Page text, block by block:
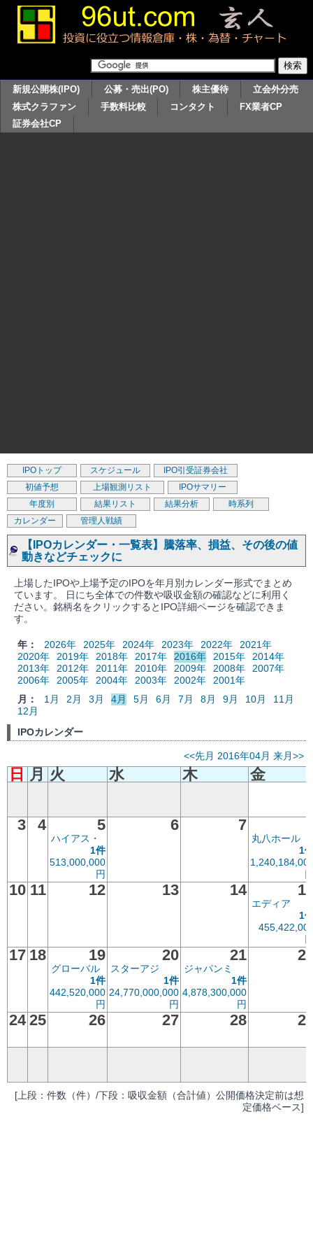
新規公開株(IPO) 公募・売出(PO) 株主優待
立会外分売
株式クラファン
手数料比較 コンタクト
FX業者CP
証券会社CP
IPOトップ スケジュール
IPO引受証券会社
初値予想
上場観測リスト
IPOサマリー
年度別
結果リスト 結果分析
時系列
カレンダー
管理人戦績
【IPOカレンダー・一覧表】騰落率、損益、その後の値
動きなどチェックに
上場したIPOや上場予定のIPOを年月別カレンダー形式でまとめ
ています。 日にち全体での件数や吸収金額の確認などに利用く
ださい。銘柄名をクリックするとIPO詳細ページを確認できま
す。
年： 2026年 2025年 2024年 2023年 2022年
2021年
2020年
2019年 2018年 2017年 2016年 2015年
2014年
2013年
2012年 2011年 2010年 2009年 2008年
2007年
2006年
2005年 2004年 2003年 2002年
2001年
月：
1月 2月 3月 4月 5月 6月 7月 8月 9月 10月
11月
12月
IPOカレンダー
<<先月 2016年04月 来月>>
日 月 火 水 木
金
3
4 5
ハイアス・
1件
513,000,000
円
6 7
丸八ホール
1
10 11 12 13 14
エディア
1
17 18 19
グローバル
1件
442,520,000
円
20
スターアジ
1件
24,770,000,000
円
21
ジャパンミ
1件
4,878,300,000
円
24 25 26 27 28
[上段：件数（件）/下段：吸収金額（合計値）公開価格決定前は想
定価格ベース]